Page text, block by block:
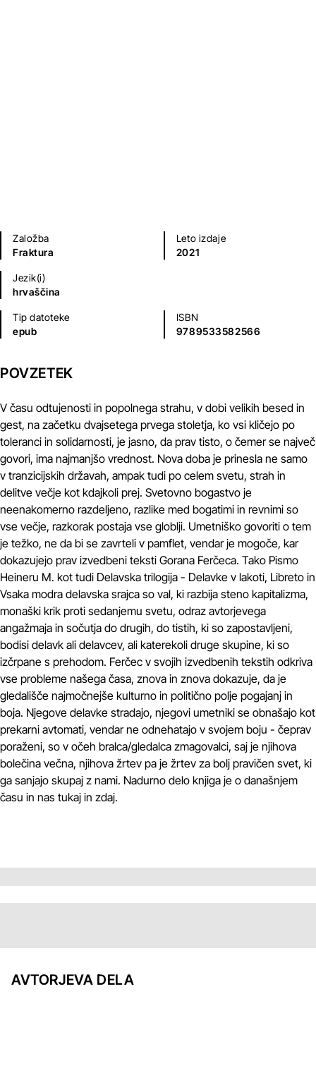
Založba
Fraktura
Leto izdaje
2021
Jezik(i)
hrvaščina
Tip datoteke
epub
ISBN
9789533582566
POVZETEK
V času odtujenosti in popolnega strahu, v dobi velikih besed in
gest, na začetku dvajsetega prvega stoletja, ko vsi kličejo po
toleranci in solidarnosti, je jasno, da prav tisto, o čemer se največ
govori, ima najmanjšo vrednost. Nova doba je prinesla ne samo
v tranzicijskih državah, ampak tudi po celem svetu, strah in
delitve večje kot kdajkoli prej. Svetovno bogastvo je
neenakomerno razdeljeno, razlike med bogatimi in revnimi so
vse večje, razkorak postaja vse globlji. Umetniško govoriti o tem
je težko, ne da bi se zavrteli v pamflet, vendar je mogoče, kar
dokazujejo prav izvedbeni teksti Gorana Ferčeca. Tako Pismo
Heineru M. kot tudi Delavska trilogija - Delavke v lakoti, Libreto in
Vsaka modra delavska srajca so val, ki razbija steno kapitalizma,
monaški krik proti sedanjemu svetu, odraz avtorjevega
angažmaja in sočutja do drugih, do tistih, ki so zapostavljeni,
bodisi delavk ali delavcev, ali katerekoli druge skupine, ki so
izčrpane s prehodom. Ferčec v svojih izvedbenih tekstih odkriva
vse probleme našega časa, znova in znova dokazuje, da je
gledališče najmočnejše kulturno in politično polje pogajanj in
boja. Njegove delavke stradajo, njegovi umetniki se obnašajo kot
prekarni avtomati, vendar ne odnehatajo v svojem boju - čeprav
poraženi, so v očeh bralca/gledalca zmagovalci, saj je njihova
bolečina večna, njihova žrtev pa je žrtev za bolj pravičen svet, ki
ga sanjajo skupaj z nami. Nadurno delo knjiga je o današnjem
času in nas tukaj in zdaj.
AVTORJEVA DELA